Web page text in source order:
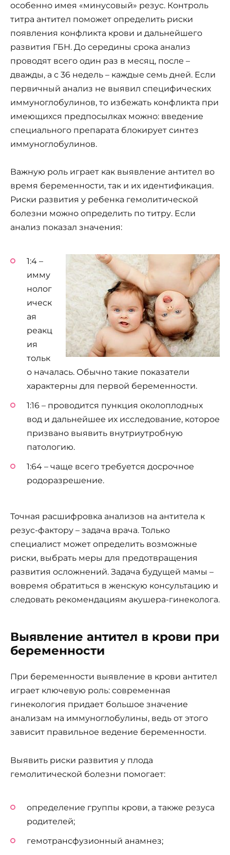
особенно имея «минусовый» резус. Контроль
титра антител поможет определить риски
появления конфликта крови и дальнейшего
развития ГБН. До середины срока анализ
проводят всего один раз в месяц, после –
дважды, а с 36 недель – каждые семь дней. Если
первичный анализ не выявил специфических
иммуноглобулинов, то избежать конфликта при
имеющихся предпосылках можно: введение
специального препарата блокирует синтез
иммуноглобулинов.
Важную роль играет как выявление антител во
время беременности, так и их идентификация.
Риски развития у ребенка гемолитической
болезни можно определить по титру. Если
анализ показал значения:
1:4 –
имму
нолог
ическ
ая
реакц
ия
тольк
о началась. Обычно такие показатели
характерны для первой беременности.
1:16 – проводится пункция околоплодных
вод и дальнейшее их исследование, которое
призвано выявить внутриутробную
патологию.
1:64 – чаще всего требуется досрочное
родоразрешение.
Точная расшифровка анализов на антитела к
резус-фактору – задача врача. Только
специалист может определить возможные
риски, выбрать меры для предотвращения
развития осложнений. Задача будущей мамы –
вовремя обратиться в женскую консультацию и
следовать рекомендациям акушера-гинеколога.
Выявление антител в крови при
беременности
При беременности выявление в крови антител
играет ключевую роль: современная
гинекология придает большое значение
анализам на иммуноглобулины, ведь от этого
зависит правильное ведение беременности.
Выявить риски развития у плода
гемолитической болезни помогает:
определение группы крови, а также резуса
родителей;
гемотрансфузионный анамнез;